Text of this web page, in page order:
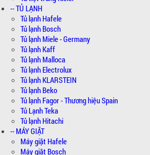
-- TỦ LẠNH
Tủ lạnh Hafele
Tủ lạnh Bosch
Tủ lạnh Miele - Germany
Tủ lạnh Kaff
Tủ lạnh Malloca
Tủ lạnh Electrolux
Tủ lạnh KLARSTEIN
Tủ lạnh Beko
Tủ lạnh Fagor - Thương hiệu Spain
Tủ Lạnh Teka
Tủ lạnh Hitachi
-- MÁY GIẶT
Máy giặt Hafele
Máy giặt Bosch